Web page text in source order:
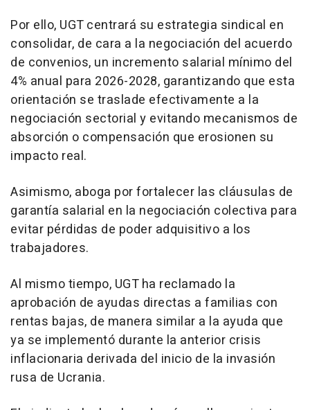
Por ello, UGT centrará su estrategia sindical en
consolidar, de cara a la negociación del acuerdo
de convenios, un incremento salarial mínimo del
4% anual para 2026-2028, garantizando que esta
orientación se traslade efectivamente a la
negociación sectorial y evitando mecanismos de
absorción o compensación que erosionen su
impacto real.
Asimismo, aboga por fortalecer las cláusulas de
garantía salarial en la negociación colectiva para
evitar pérdidas de poder adquisitivo a los
trabajadores.
Al mismo tiempo, UGT ha reclamado la
aprobación de ayudas directas a familias con
rentas bajas, de manera similar a la ayuda que
ya se implementó durante la anterior crisis
inflacionaria derivada del inicio de la invasión
rusa de Ucrania.